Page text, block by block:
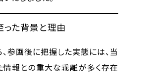
た背景と理由
参画後に把握した実態には、当
情報との重大な乖離が多く存在